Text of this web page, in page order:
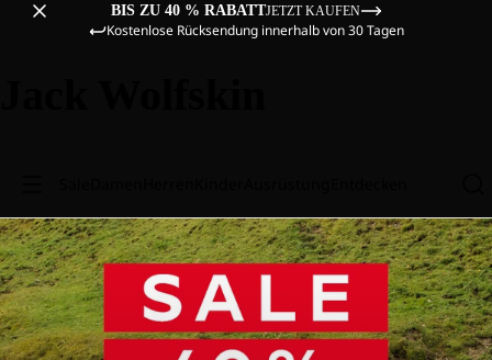
BIS ZU 40 % RABATTJETZT KAUFEN
Kostenlose Rücksendung innerhalb von 30 Tagen